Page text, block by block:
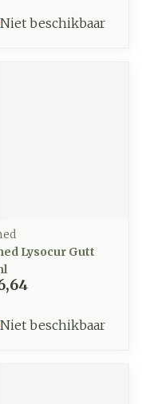
Niet beschikbaar
Lysocur Gutt
Niet beschikbaar